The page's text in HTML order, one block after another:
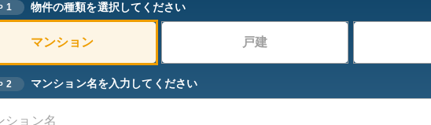
1 物件の種類を選択してください
マンション 戸建
2 マンション名を入力してください